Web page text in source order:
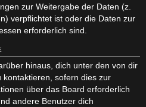
zur Weitergabe der Daten (z.
verpflichtet ist oder die Daten zur
erforderlich sind.
hinaus, dich unter den von dir
sofern dies zur
über das Board erforderlich
andere Benutzer dich